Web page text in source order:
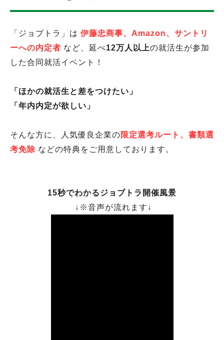
「ジョブトラ」は 伊藤忠商事、Amazon、サントリ
ーへの内定者 など、延べ12万人以上の就活生が参加
した合同就活イベント！
「ほかの就活生と差をつけたい」
「年内内定が欲しい」
そんな方に、人気優良企業の限定選考ルート、書類選
考免除 などの特典をご用意しております。
15秒でわかるジョブトラ開催風景
↓※音声が流れます↓